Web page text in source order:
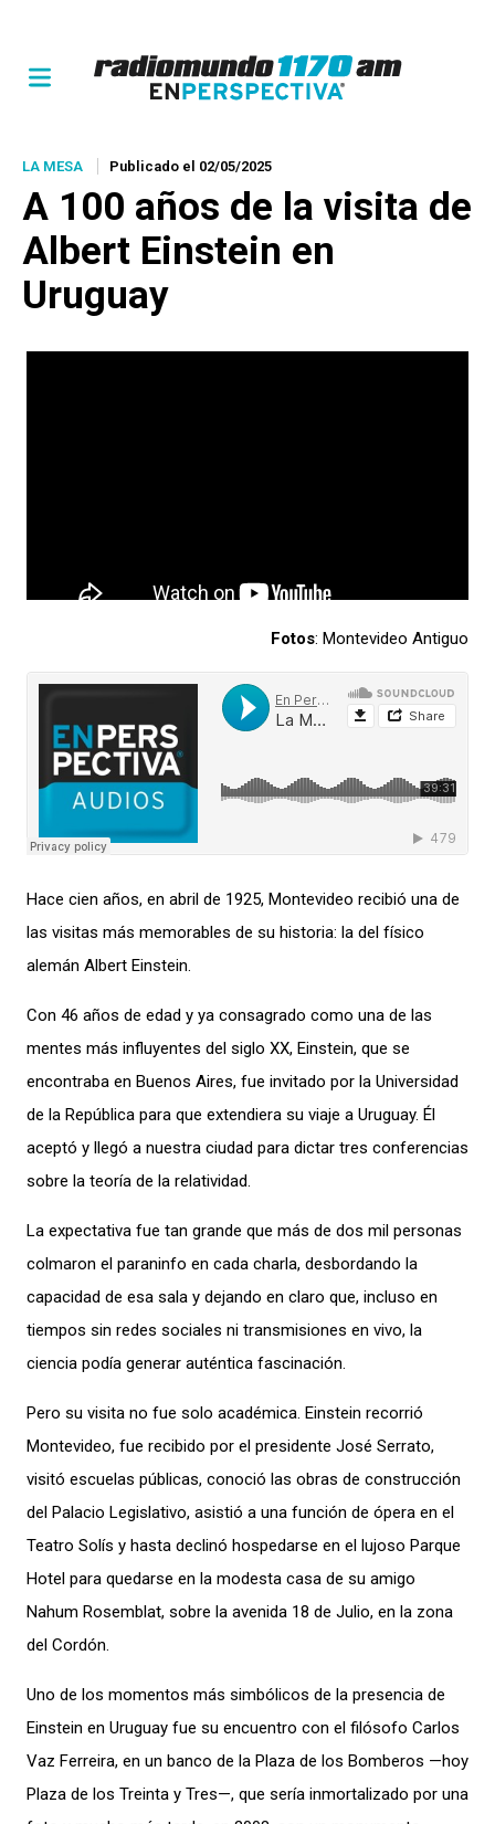
LA MESA Publicado el 02/05/2025
A 100 años de la visita de
Albert Einstein en
Uruguay
Fotos: Montevideo Antiguo
Hace cien años, en abril de 1925, Montevideo recibió una de
las visitas más memorables de su historia: la del físico
alemán Albert Einstein.
Con 46 años de edad y ya consagrado como una de las
mentes más influyentes del siglo XX, Einstein, que se
encontraba en Buenos Aires, fue invitado por la Universidad
de la República para que extendiera su viaje a Uruguay. Él
aceptó y llegó a nuestra ciudad para dictar tres conferencias
sobre la teoría de la relatividad.
La expectativa fue tan grande que más de dos mil personas
colmaron el paraninfo en cada charla, desbordando la
capacidad de esa sala y dejando en claro que, incluso en
tiempos sin redes sociales ni transmisiones en vivo, la
ciencia podía generar auténtica fascinación.
Pero su visita no fue solo académica. Einstein recorrió
Montevideo, fue recibido por el presidente José Serrato,
visitó escuelas públicas, conoció las obras de construcción
del Palacio Legislativo, asistió a una función de ópera en el
Teatro Solís y hasta declinó hospedarse en el lujoso Parque
Hotel para quedarse en la modesta casa de su amigo
Nahum Rosemblat, sobre la avenida 18 de Julio, en la zona
del Cordón.
Uno de los momentos más simbólicos de la presencia de
Einstein en Uruguay fue su encuentro con el filósofo Carlos
Vaz Ferreira, en un banco de la Plaza de los Bomberos —hoy
Plaza de los Treinta y Tres—, que sería inmortalizado por una